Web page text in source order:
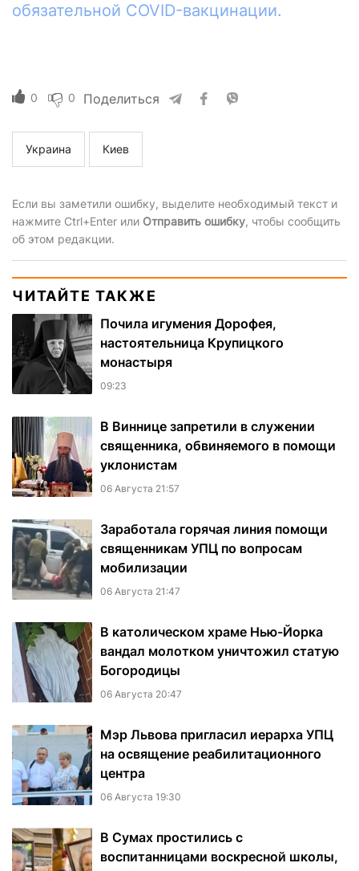
обязательной COVID-вакцинации.
0 0 Поделиться
Украина Киев
Если вы заметили ошибку, выделите необходимый текст и
нажмите Ctrl+Enter или Отправить ошибку, чтобы сообщить
об этом редакции.
ЧИТАЙТЕ ТАКЖЕ
Почила игумения Дорофея,
настоятельница Крупицкого
монастыря
09:23
В Виннице запретили в служении
священника, обвиняемого в помощи
уклонистам
06 Августа 21:57
Заработала горячая линия помощи
священникам УПЦ по вопросам
мобилизации
06 Августа 21:47
В католическом храме Нью-Йорка
вандал молотком уничтожил статую
Богородицы
06 Августа 20:47
Мэр Львова пригласил иерарха УПЦ
на освящение реабилитационного
центра
06 Августа 19:30
В Сумах простились с
воспитанницами воскресной школы,